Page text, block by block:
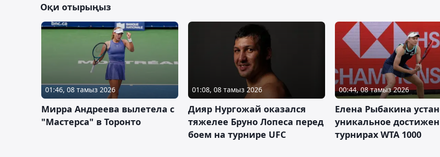
Оқи отырыңыз
01:46, 08 тамыз 2026
Мирра Андреева вылетела с
"Мастерса" в Торонто
01:08, 08 тамыз 2026
Дияр Нургожай оказался
тяжелее Бруно Лопеса перед
боем на турнире UFC
00:44, 08 тамыз 2026
Елена Рыбакина
уникальное
турнирах WTA 1000